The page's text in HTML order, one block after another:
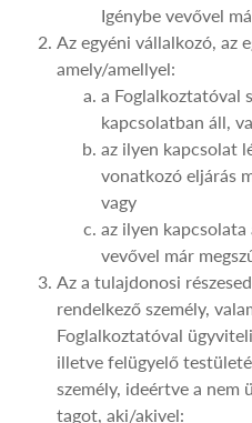
Igénybe vevővel
Az egyéni vállalkozó, az
amely/amellyel:
a Foglalkoztatóval
kapcsolatban áll,
az ilyen kapcsolat
vonatkozó eljárás
vagy
az ilyen kapcsolata
vevővel már
Az a tulajdonosi
rendelkező személy,
Foglalkoztatóval
illetve felügyelő
személy, ideértve a nem
tagot, aki/akivel: